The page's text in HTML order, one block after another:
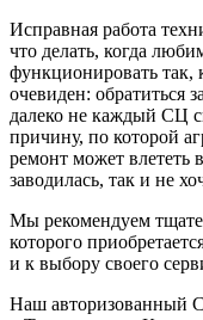
Исправная работа
что делать, когда
функционировать так,
очевиден: обратиться
далеко не каждый СЦ
причину, по которой
ремонт может влететь
заводилась, так и не
Мы рекомендуем
которого
и к выбору своего
Наш авторизованный